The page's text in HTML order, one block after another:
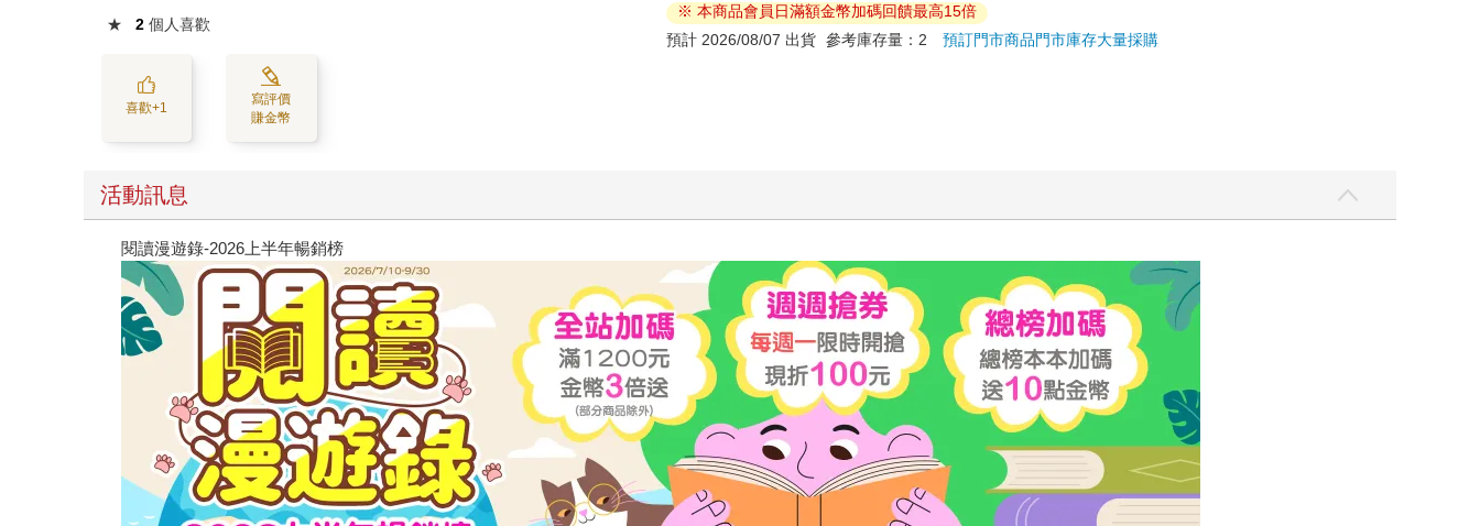
★ 2 個人喜歡
喜歡+1
寫評價
賺金幣
※ 本商品會員日滿額金幣加碼回饋最高15倍
預計 2026/08/07 出貨 參考庫存量：2預訂門市商品門市庫存大量採購
活動訊息
閱讀漫遊錄-2026上半年暢銷榜